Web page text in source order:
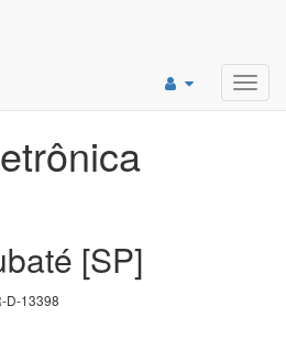
[SP]
D-13398